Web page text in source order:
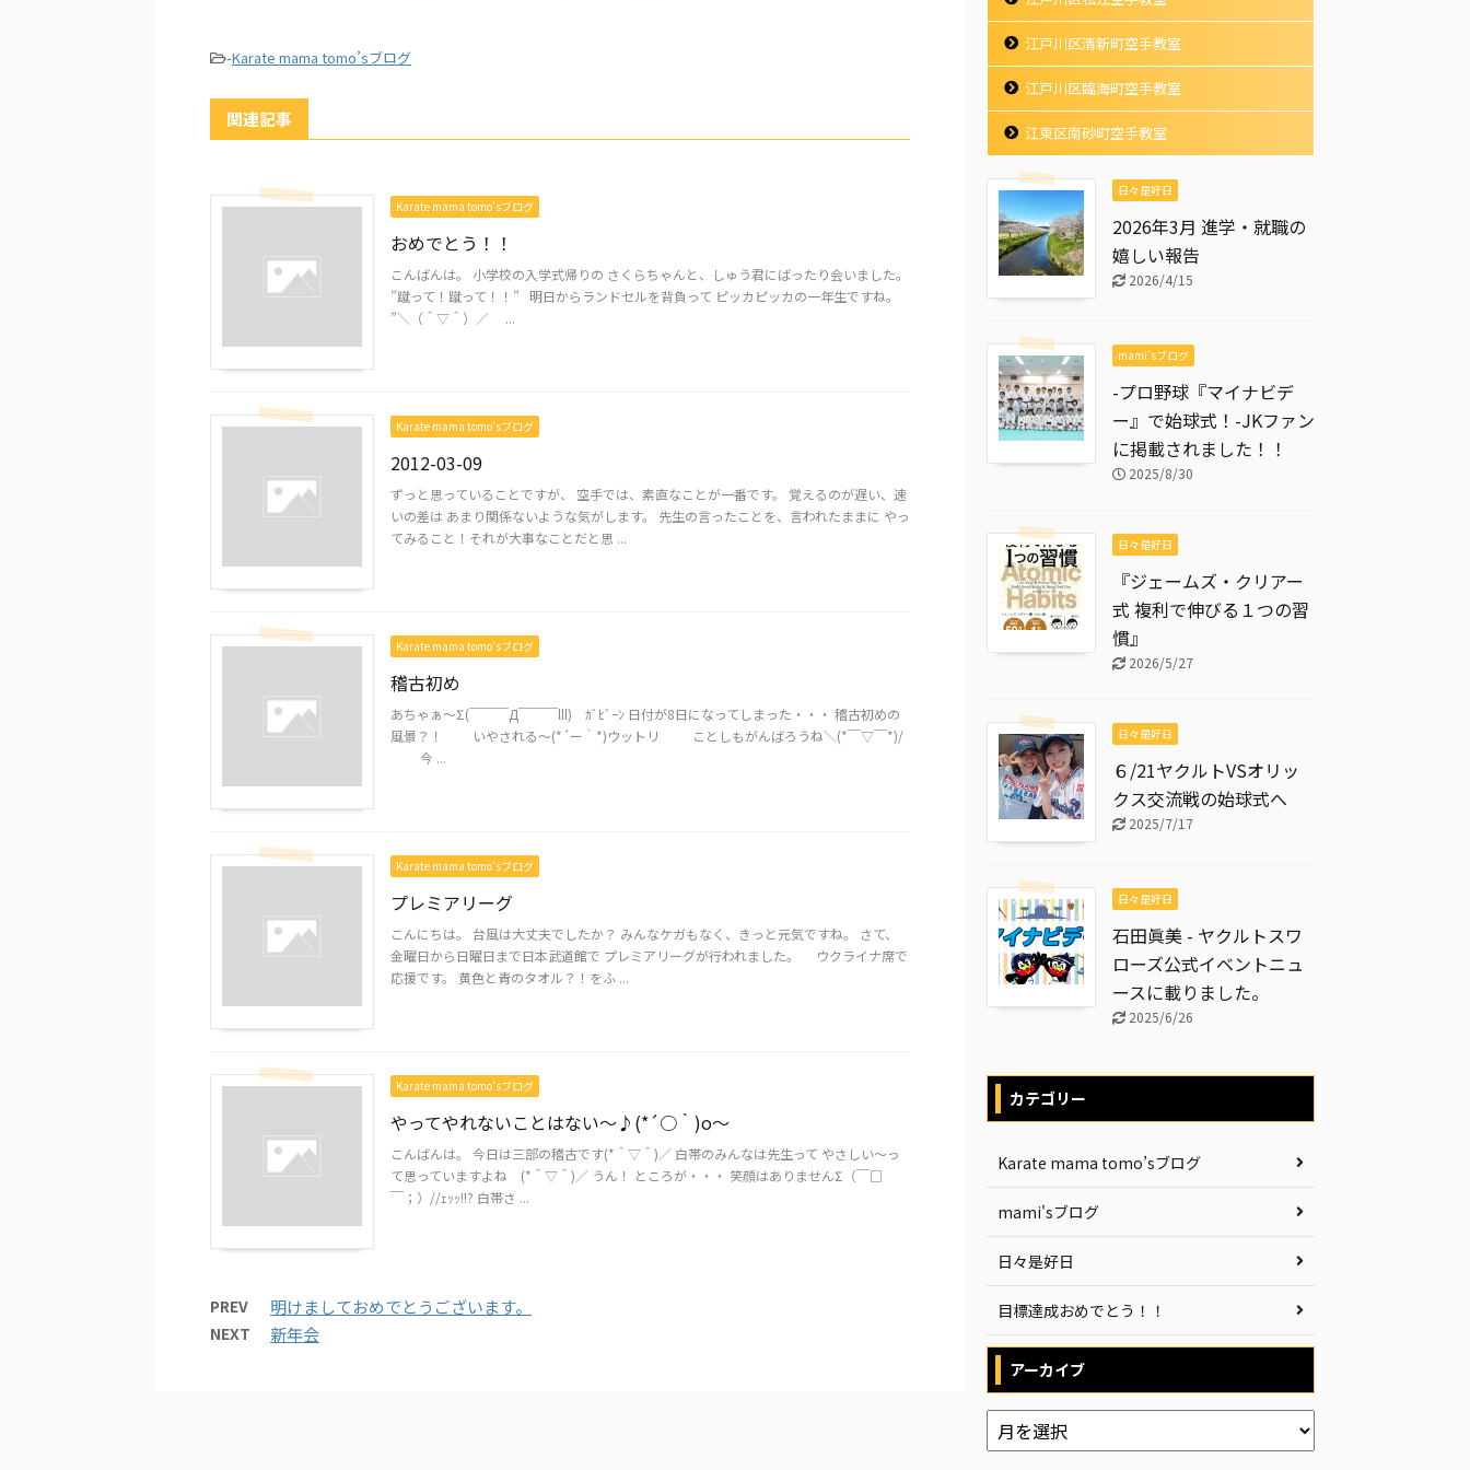
-Karate mama tomo’sブログ
関連記事
Karate mama tomo’sブログ
おめでとう！！
こんばんは。 小学校の入学式帰りの さくらちゃんと、しゅう君にばったり会いました。
”蹴って！蹴って！！” 明日からランドセルを背負って ピッカピッカの一年生ですね。
”＼（＾▽＾）／ ...
Karate mama tomo’sブログ
2012-03-09
ずっと思っていることですが、 空手では、素直なことが一番です。 覚えるのが遅い、速
いの差は あまり関係ないような気がします。 先生の言ったことを、言われたままに やっ
てみること！それが大事なことだと思 ...
Karate mama tomo’sブログ
稽古初め
あちゃぁ～Σ(￣￣￣Д￣￣￣lll) ｶﾞﾋﾞｰﾝ 日付が8日になってしまった・・・ 稽古初めの
風景？！ いやされる～(*´ー｀*)ウットリ ことしもがんばろうね＼(*￣▽￣*)/
今 ...
Karate mama tomo’sブログ
プレミアリーグ
こんにちは。 台風は大丈夫でしたか？ みんなケガもなく、きっと元気ですね。 さて、
金曜日から日曜日まで日本武道館で プレミアリーグが行われました。 ウクライナ席で
応援です。 黄色と青のタオル？！をふ ...
Karate mama tomo’sブログ
やってやれないことはない～♪(*´○｀)o～
こんばんは。 今日は三部の稽古です(*＾▽＾)／ 白帯のみんなは先生って やさしい～っ
て思っていますよね (*＾▽＾)／ うん！ ところが・・・ 笑顔はありませんΣ（￣□
￣；）//ｪｯｯ!!? 白帯さ ...
PREV 明けましておめでとうございます。
NEXT 新年会
江戸川区清新町空手教室
江戸川区臨海町空手教室
江東区南砂町空手教室
日々是好日
2026年3月 進学・就職の
嬉しい報告
2026/4/15
mami'sブログ
-プロ野球『マイナビデ
ー』で始球式！-JKファン
に掲載されました！！
2025/8/30
日々是好日
『ジェームズ・クリアー
式 複利で伸びる１つの習
慣』
2026/5/27
日々是好日
６/21ヤクルトVSオリッ
クス交流戦の始球式へ
2025/7/17
日々是好日
石田眞美 - ヤクルトスワ
ローズ公式イベントニュ
ースに載りました。
2025/6/26
カテゴリー
Karate mama tomo’sブログ
mami'sブログ
日々是好日
目標達成おめでとう！！
アーカイブ